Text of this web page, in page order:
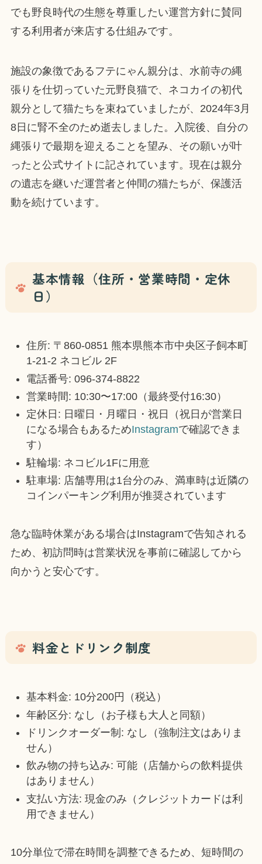
でも野良時代の生態を尊重したい運営方針に賛同
する利用者が来店する仕組みです。
施設の象徴であるフテにゃん親分は、水前寺の縄
張りを仕切っていた元野良猫で、ネコカイの初代
親分として猫たちを束ねていましたが、2024年3月
8日に腎不全のため逝去しました。入院後、自分の
縄張りで最期を迎えることを望み、その願いが叶
ったと公式サイトに記されています。現在は親分
の遺志を継いだ運営者と仲間の猫たちが、保護活
動を続けています。
基本情報（住所・営業時間・定休
日）
住所: 〒860-0851 熊本県熊本市中央区子飼本町
1-21-2 ネコビル 2F
電話番号: 096-374-8822
営業時間: 10:30〜17:00（最終受付16:30）
定休日: 日曜日・月曜日・祝日（祝日が営業日
になる場合もあるためInstagramで確認できま
す）
駐輪場: ネコビル1Fに用意
駐車場: 店舗専用は1台分のみ、満車時は近隣の
コインパーキング利用が推奨されています
急な臨時休業がある場合はInstagramで告知される
ため、初訪問時は営業状況を事前に確認してから
向かうと安心です。
料金とドリンク制度
基本料金: 10分200円（税込）
年齢区分: なし（お子様も大人と同額）
ドリンクオーダー制: なし（強制注文はありま
せん）
飲み物の持ち込み: 可能（店舗からの飲料提供
はありません）
支払い方法: 現金のみ（クレジットカードは利
用できません）
10分単位で滞在時間を調整できるため、短時間の